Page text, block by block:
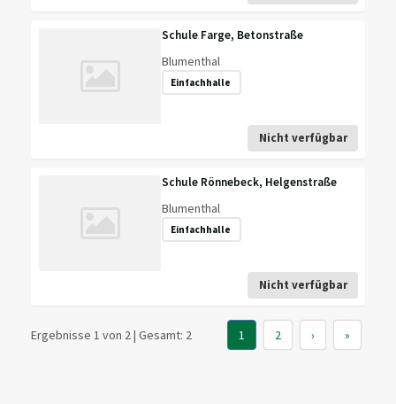
Schule Farge, Betonstraße
Blumenthal
Einfachhalle
Nicht verfügbar
Schule Rönnebeck, Helgenstraße
Blumenthal
Einfachhalle
Nicht verfügbar
Ergebnisse 1 von 2 | Gesamt: 2 1 2 › »